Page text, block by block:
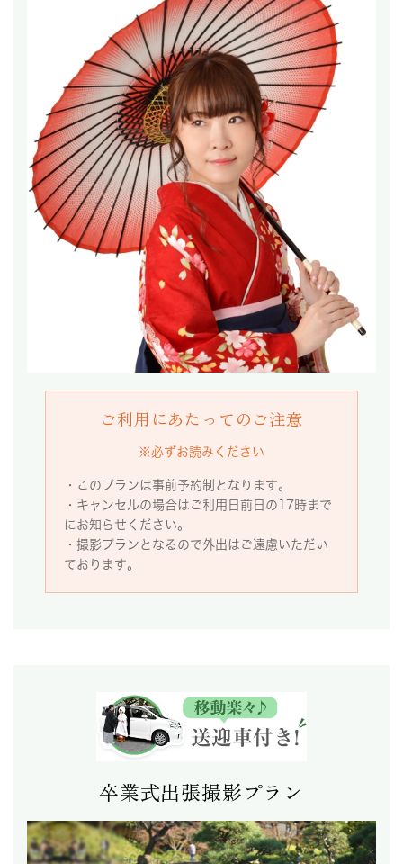
ご利用にあたってのご注意
※必ずお読みください
・このプランは事前予約制となります。
・キャンセルの場合はご利用日前日の17時まで
にお知らせください。
・撮影プランとなるので外出はご遠慮いただい
ております。
卒業式出張撮影プラン